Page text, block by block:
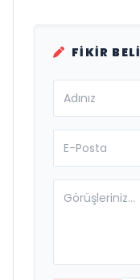
FIKIR